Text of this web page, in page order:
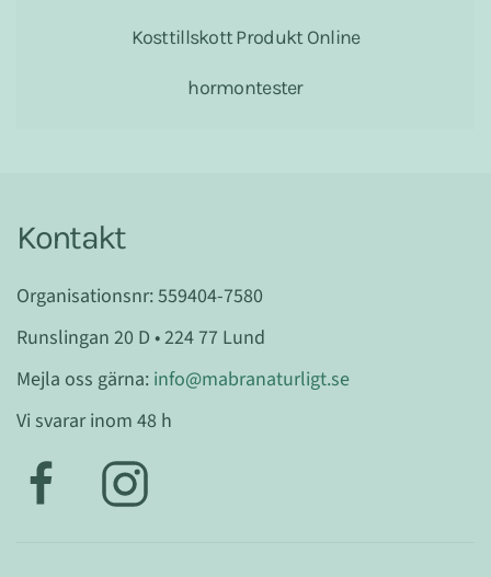
Kosttillskott Produkt Online
hormontester
Kontakt
Organisationsnr: 559404-7580
Runslingan 20 D • 224 77 Lund
Mejla oss gärna: info@mabranaturligt.se
Vi svarar inom 48 h